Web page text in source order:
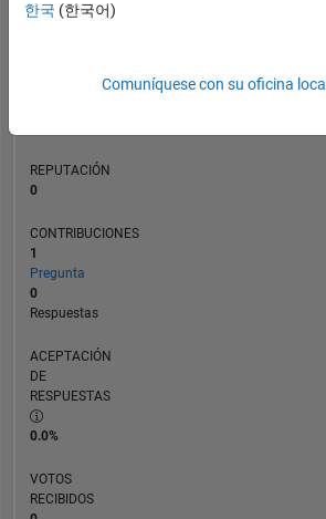
REPUTACIÓN
0
CONTRIBUCIONES
1
Pregunta
0
Respuestas
ACEPTACIÓN
DE
RESPUESTAS
0.0%
VOTOS
RECIBIDOS
한국 (한국어)
Comuníquese con su oficina local